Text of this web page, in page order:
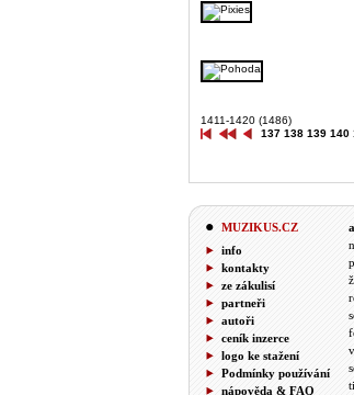
1411-1420 (1486)
137 138 139 140
MUZIKUS.CZ
info
kontakty
ze zákulisí
partneři
autoři
ceník inzerce
logo ke stažení
Podmínky používání
nápověda & FAQ